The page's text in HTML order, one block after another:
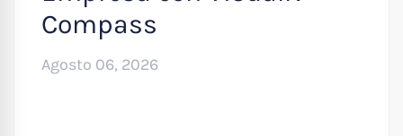
Compass
Agosto 06, 2026